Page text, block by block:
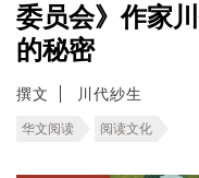
委员会》作家
的秘密
撰文 川代紗生
华文阅读 阅读文化